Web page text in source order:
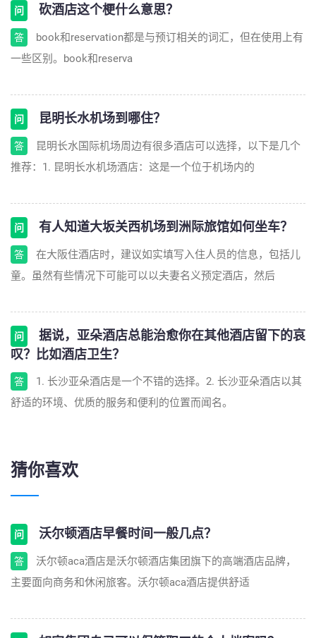
问 砍酒店这个梗什么意思？
答
book和reservation都是与预订相关的词汇，但在使用上有
一些区别。book和reserva
问 昆明长水机场到哪住？
答
昆明长水国际机场周边有很多酒店可以选择，以下是几个
推荐：1. 昆明长水机场酒店：这是一个位于机场内的
问 有人知道大坂关西机场到洲际旅馆如何坐车？
答
在大阪住酒店时，建议如实填写入住人员的信息，包括儿
童。虽然有些情况下可能可以以夫妻名义预定酒店，然后
问
据说，亚朵酒店总能治愈你在其他酒店留下的哀
叹？比如酒店卫生？
答
1. 长沙亚朵酒店是一个不错的选择。2. 长沙亚朵酒店以其
舒适的环境、优质的服务和便利的位置而闻名。
猜你喜欢
问 沃尔顿酒店早餐时间一般几点？
答
沃尔顿aca酒店是沃尔顿酒店集团旗下的高端酒店品牌，
主要面向商务和休闲旅客。沃尔顿aca酒店提供舒适